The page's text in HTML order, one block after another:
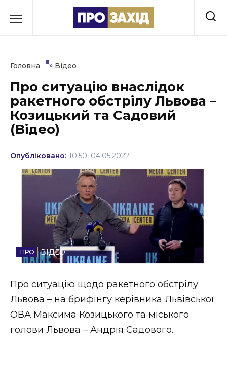
до
Культура
Освіта
Політика
Спорт
Стиль життя
Втрачений Ужгород
Втрачений Ужгород (відеоверсія)
ЗАКАРПАТСЬКІ НОВИНИ
Головна » Відео
Про ситуацію внаслідок
ракетного обстрілу Львова –
Козицький та Садовий
(Відео)
Опубліковано: 10:50, 04.05.2022
ВІДЕО
Про ситуацію щодо ракетного обстрілу
Львова – на брифінгу керівника Львівської
ОВА Максима Козицького та міського
голови Львова – Андрія Садового.